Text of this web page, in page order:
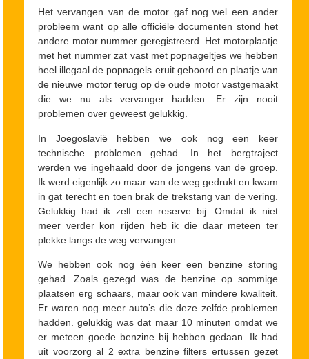
Het vervangen van de motor gaf nog wel een ander
probleem want op alle officiële documenten stond het
andere motor nummer geregistreerd. Het motorplaatje
met het nummer zat vast met popnageltjes we hebben
heel illegaal de popnagels eruit geboord en plaatje van
de nieuwe motor terug op de oude motor vastgemaakt
die we nu als vervanger hadden. Er zijn nooit
problemen over geweest gelukkig.
In Joegoslavië hebben we ook nog een keer
technische problemen gehad. In het bergtraject
werden we ingehaald door de jongens van de groep.
Ik werd eigenlijk zo maar van de weg gedrukt en kwam
in gat terecht en toen brak de trekstang van de vering.
Gelukkig had ik zelf een reserve bij. Omdat ik niet
meer verder kon rijden heb ik die daar meteen ter
plekke langs de weg vervangen.
We hebben ook nog één keer een benzine storing
gehad. Zoals gezegd was de benzine op sommige
plaatsen erg schaars, maar ook van mindere kwaliteit.
Er waren nog meer auto’s die deze zelfde problemen
hadden. gelukkig was dat maar 10 minuten omdat we
er meteen goede benzine bij hebben gedaan. Ik had
uit voorzorg al 2 extra benzine filters ertussen gezet